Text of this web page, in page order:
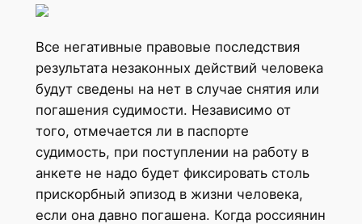
Все негативные правовые последствия
результата незаконных действий человека
будут сведены на нет в случае снятия или
погашения судимости. Независимо от
того, отмечается ли в паспорте
судимость, при поступлении на работу в
анкете не надо будет фиксировать столь
прискорбный эпизод в жизни человека,
если она давно погашена. Когда россиянин